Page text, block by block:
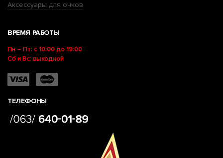
Аксессуары для очков
ВРЕМЯ РАБОТЫ
Пн – Пт: с 10:00 до 19:00
Сб и Вс: выходной
ТЕЛЕФОНЫ